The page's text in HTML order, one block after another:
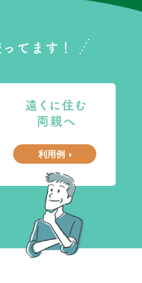
利用例